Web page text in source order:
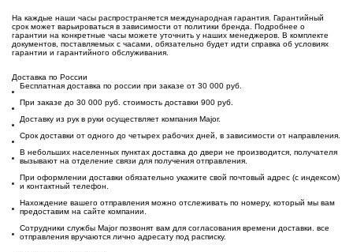
На каждые наши часы распространяется международная гарантия. Гарантийный
срок может варьироваться в зависимости от политики бренда. Подробнее о
гарантии на конкретные часы можете уточнить у наших менеджеров. В комплекте
документов, поставляемых с часами, обязательно будет идти справка об условиях
гарантии и гарантийного обслуживания.
Доставка по России
Бесплатная доставка по россии при заказе от 30 000 руб.
При заказе до 30 000 руб. стоимость доставки 900 руб.
Доставку из рук в руки осуществляет компания Major.
Срок доставки от одного до четырех рабочих дней, в зависимости от направления.
В небольших населенных пунктах доставка до двери не производится, получателя
вызывают на отделение связи для получения отправления.
При оформлении доставки обязательно укажите свой почтовый адрес (с индексом)
и контактный телефон.
Нахождение вашего отправления можно отслеживать по номеру, который мы вам
предоставим на сайте компании.
Сотрудники службы Major позвонят вам для согласования времени доставки. все
отправления вручаются лично адресату под расписку.